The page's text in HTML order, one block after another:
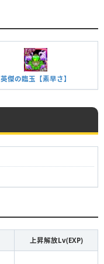
英傑の臨玉【素早さ】
上昇解放Lv(EXP)